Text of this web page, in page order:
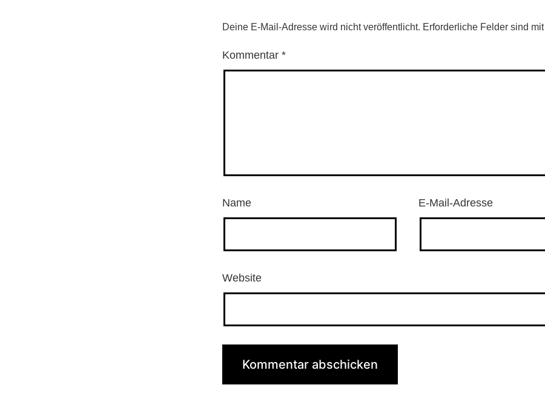
Deine E-Mail-Adresse wird nicht veröffentlicht. Erforderliche Felder sind mit
Kommentar *
Name E-Mail-Adresse
Website